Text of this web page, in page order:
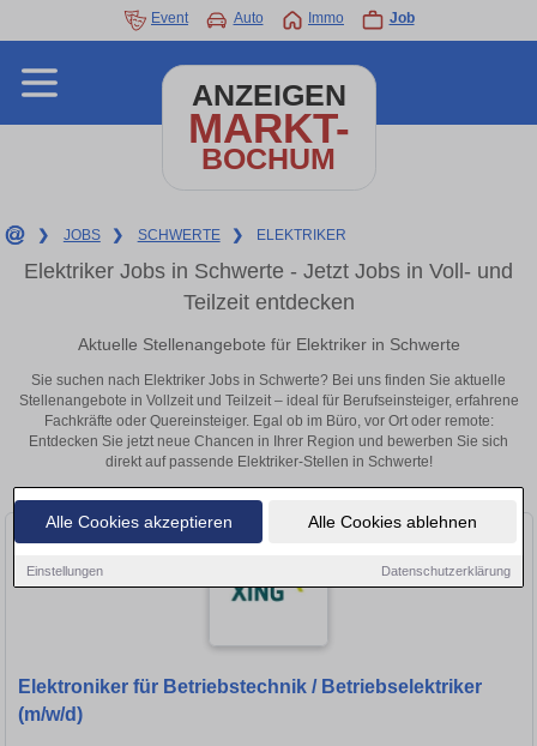
Alle Cookies akzeptieren Alle Cookies ablehnen
Einstellungen Datenschutzerklärung
Event Auto Immo Job
ANZEIGEN
MARKT-
BOCHUM
❯ JOBS ❯ SCHWERTE ❯ ELEKTRIKER
Elektriker Jobs in Schwerte - Jetzt Jobs in Voll- und
Teilzeit entdecken
Aktuelle Stellenangebote für Elektriker in Schwerte
Sie suchen nach Elektriker Jobs in Schwerte? Bei uns finden Sie aktuelle
Stellenangebote in Vollzeit und Teilzeit – ideal für Berufseinsteiger, erfahrene
Fachkräfte oder Quereinsteiger. Egal ob im Büro, vor Ort oder remote:
Entdecken Sie jetzt neue Chancen in Ihrer Region und bewerben Sie sich
direkt auf passende Elektriker-Stellen in Schwerte!
Elektroniker für Betriebstechnik / Betriebselektriker
(m/w/d)